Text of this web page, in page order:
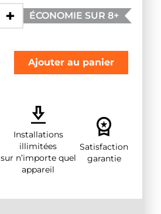
+ ÉCONOMIE SUR 8+
Ajouter au panier
Installations
illimitées
sur n’importe quel
appareil
Satisfaction
garantie